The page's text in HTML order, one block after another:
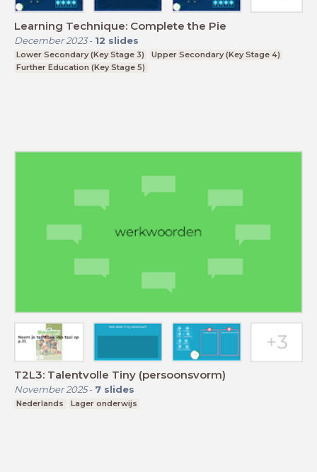
Learning Technique: Complete the Pie
December 2023- 12 slides
Lower Secondary (Key Stage 3)
Upper Secondary (Key Stage 4)
Further Education (Key Stage 5)
T2L3: Talentvolle Tiny (persoonsvorm)
November 2025- 7 slides
Nederlands Lager onderwijs